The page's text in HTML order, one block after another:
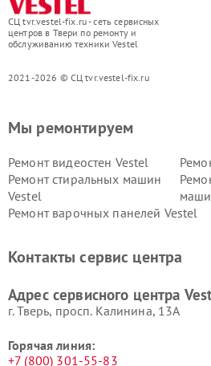
СЦ tvr.vestel-fix.ru - сеть сервисных
центров в Твери по ремонту и
обслуживанию техники Vestel
2021-2026 © СЦ tvr.vestel-fix.ru
Мы ремонтируем
Ремонт видеостен Vestel
Ремонт стиральных машин
Vestel
Ремонт варочных панелей Vestel
Контакты сервис центра
Адрес сервисного центра
г. Тверь, просп. Калинина, 13А
Горячая линия:
+7 (800) 301-55-83